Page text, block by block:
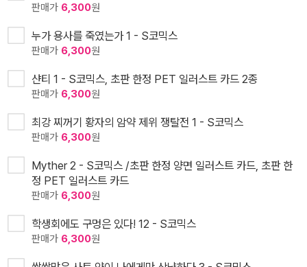
판매가 6,300원
누가 용사를 죽였는가 1 - S코믹스
판매가 6,300원
샨티 1 - S코믹스, 초판 한정 PET 일러스트 카드 2종
판매가 6,300원
최강 찌꺼기 황자의 암약 제위 쟁탈전 1 - S코믹스
판매가 6,300원
Myther 2 - S코믹스 /초판 한정 양면 일러스트 카드, 초판 한
정 PET 일러스트 카드
판매가 6,300원
학생회에도 구멍은 있다! 12 - S코믹스
판매가 6,300원